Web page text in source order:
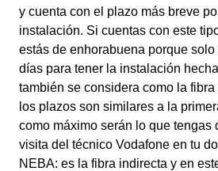
y cuenta con el plazo más breve
instalación. Si cuentas con este
estás de enhorabuena porque
días para tener la instalación
también se considera como la
los plazos son similares a la
como máximo serán lo que tengas
visita del técnico Vodafone en tu
NEBA: es la fibra indirecta y en